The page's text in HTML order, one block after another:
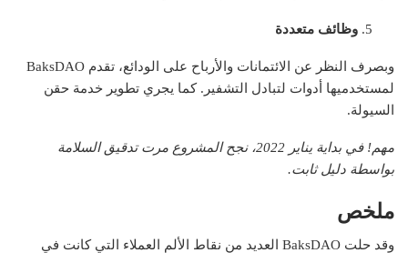
وظائف متعددة
وبصرف النظر عن الائتمانات والأرباح على الودائع، تقدم BaksDAO
لمستخدميها أدوات لتبادل التشفير. كما يجري تطوير خدمة حقن
السيولة.
مهم! في بداية يناير 2022، نجح المشروع مرتتدقيق السلامة
بواسطة دليل ثابت.
ملخص
وقد حلت BaksDAO العديد من نقاط الألم العملاء التي كانت في